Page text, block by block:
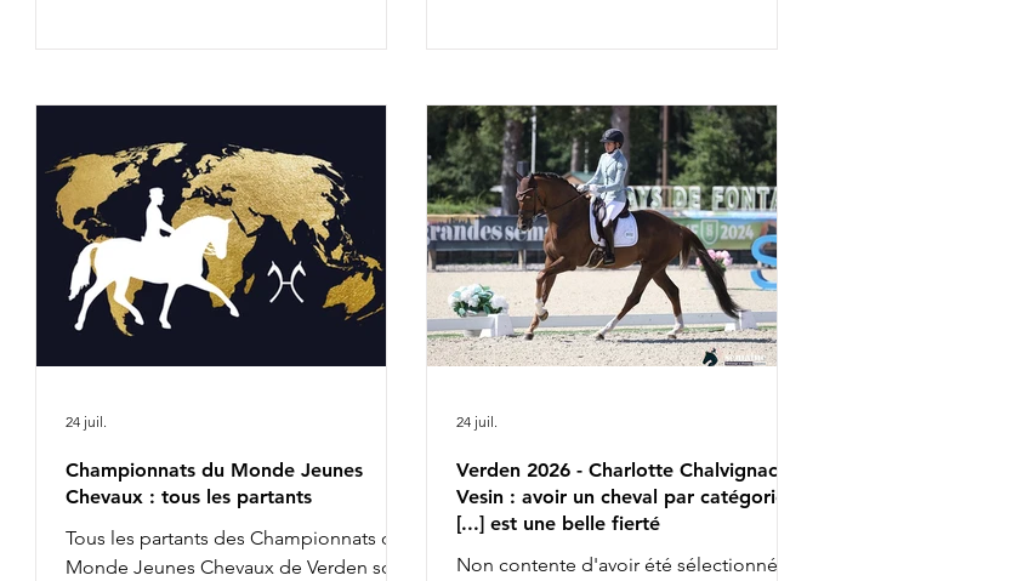
9h58 : Charlotte Dujardin & Secret Agent
des Paluds 11h28 : Dinja van Liere & Red
Severucci HT 13h22 : Leonie Richter &
Glamdale WP Liste de départ complète
ICI
Charlotte Lenherr & Dettori et Estelle
semaine prochaine les couleurs
helvétiques. Charlotta Rogerson &
Bonheur de la Vie ont en effet été retirés
de l'équipe nationale. Aucune réserve
n'a par ailleurs été appelée pour les
rempl
Championnats du Monde Jeunes
Chevaux : tous les partants
Tous les partants des Championnats du
Monde Jeunes Chevaux de Verden sont
24 juil.
Verden 2026 - Charlotte Chalvignac
Vesin : avoir un cheval par catégorie
[...] est une belle fierté
Non contente d'avoir été sélectionnée
24 juil.